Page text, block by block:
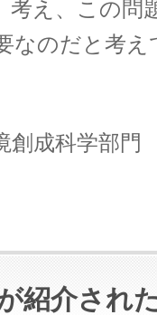
考え、この問
なのだと考え
創成科学部
紹介され